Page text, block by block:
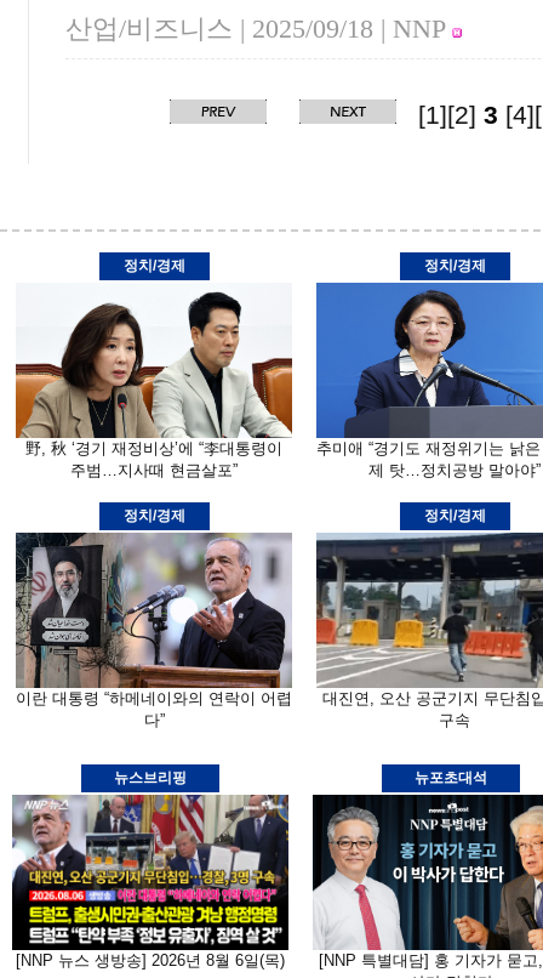
산업/비즈니스 | 2025/09/18 | NNP
[1][2] 3 [4]
정치/경제
野, 秋 ‘경기 재정비상’에 “李대통령이
주범…지사때 현금살포”
정치/경제
추미애 “경기도 재정위기는 낡
제 탓…정치공방 말아야”
정치/경제
이란 대통령 “하메네이와의 연락이 어렵
다”
정치/경제
대진연, 오산 공군기지 무단침
구속
뉴스브리핑
[NNP 뉴스 생방송] 2026년 8월 6일(목)
뉴포초대석
[NNP 특별대담] 홍 기자가 묻고